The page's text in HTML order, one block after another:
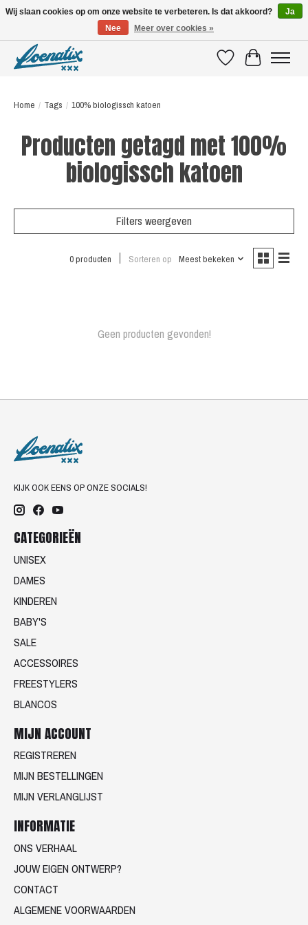
VerlanglijstWinkelwagen
Home / Tags / 100% biologissch katoen
Producten getagd met 100%
biologissch katoen
Filters weergeven
0 producten Sorteren op Meest bekeken
Geen producten gevonden!
KIJK OOK EENS OP ONZE SOCIALS!
CATEGORIEËN
UNISEX
DAMES
KINDEREN
BABY'S
SALE
ACCESSOIRES
FREESTYLERS
BLANCOS
MIJN ACCOUNT
REGISTREREN
MIJN BESTELLINGEN
MIJN VERLANGLIJST
INFORMATIE
ONS VERHAAL
JOUW EIGEN ONTWERP?
CONTACT
ALGEMENE VOORWAARDEN
Wij slaan cookies op om onze website te verbeteren. Is dat akkoord?
Ja
Nee
Meer over cookies »